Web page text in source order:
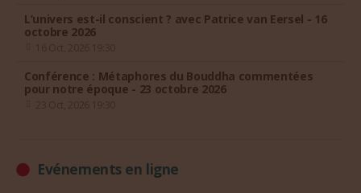
L’univers est-il conscient ? avec Patrice van Eersel - 16
octobre 2026
Conférence : Métaphores du Bouddha commentées
pour notre époque - 23 octobre 2026
Evénements en ligne